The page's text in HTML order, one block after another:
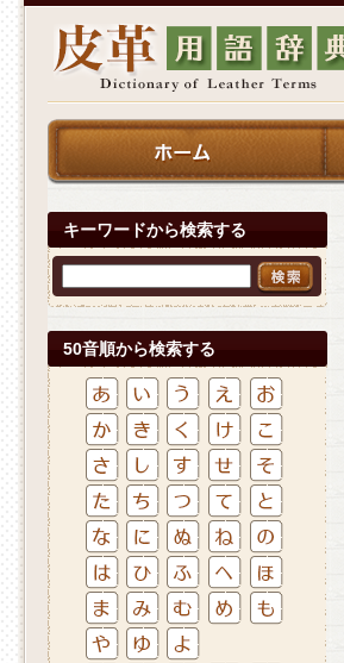
キーワードから検索する
50音順から検索する